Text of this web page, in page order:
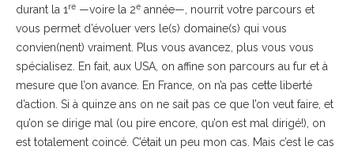
durant la 1 re —voire la 2e année—, nourrit votre parcours et
vous permet d’évoluer vers le(s) domaine(s) qui vous
convien(nent) vraiment. Plus vous avancez, plus vous vous
spécialisez. En fait, aux USA, on affine son parcours au fur et à
mesure que l’on avance. En France, on n’a pas cette liberté
d’action. Si à quinze ans on ne sait pas ce que l’on veut faire, et
qu’on se dirige mal (ou pire encore, qu’on est mal dirigé!), on
est totalement coincé. C’était un peu mon cas. Mais c’est le cas